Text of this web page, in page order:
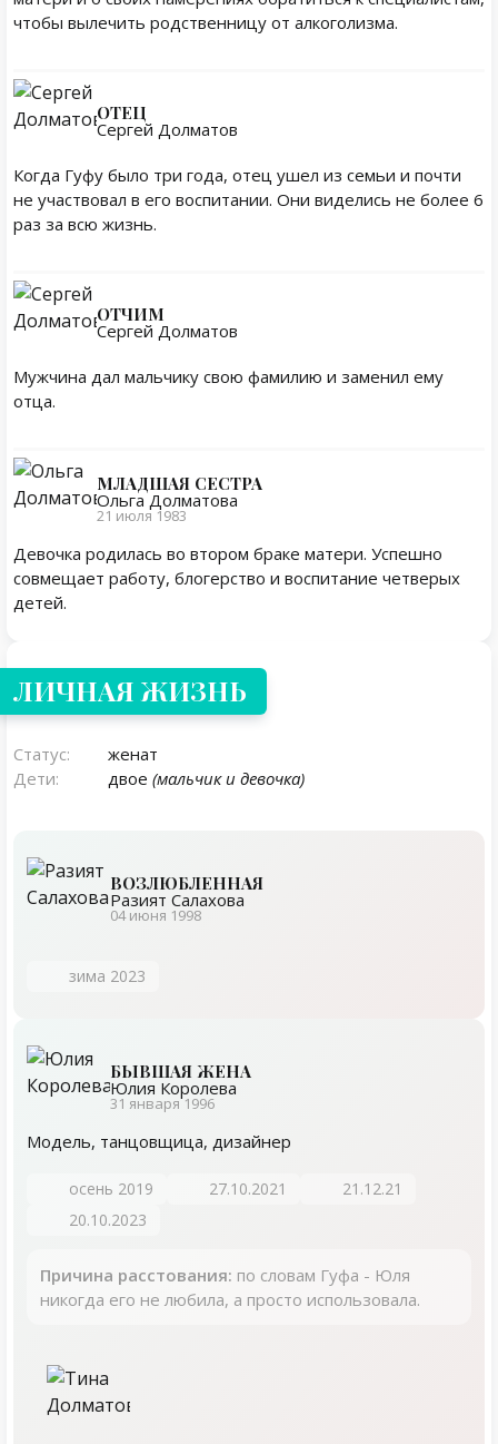
чтобы вылечить родственницу от алкоголизма.
ОТЕЦ
Сергей Долматов
Когда Гуфу было три года, отец ушел из семьи и почти
не участвовал в его воспитании. Они виделись не более 6
раз за всю жизнь.
ОТЧИМ
Сергей Долматов
Мужчина дал мальчику свою фамилию и заменил ему
отца.
МЛАДШАЯ СЕСТРА
Ольга Долматова
21 июля 1983
Девочка родилась во втором браке матери. Успешно
совмещает работу, блогерство и воспитание четверых
детей.
Личная жизнь
ЛИЧНАЯ ЖИЗНЬ
Статус:
женат
Дети:
двое (мальчик и девочка)
ВОЗЛЮБЛЕННАЯ
Разият Салахова
04 июня 1998
зима 2023
БЫВШАЯ ЖЕНА
Юлия Королева
31 января 1996
Модель, танцовщица, дизайнер
осень 2019 27.10.2021
21.12.21
20.10.2023
Причина расстования: по словам Гуфа - Юля
никогда его не любила, а просто использовала.